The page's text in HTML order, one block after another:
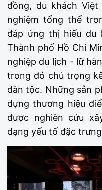
đồng, du khách
nghiệm tổng thể
đáp ứng thị hiếu du
Thành phố Hồ Chí
nghiệp du lịch - lữ
trong đó chú trọng
dân tộc. Những sản
dựng thương hiệu
được nghiên cứu
dạng yếu tố đặc